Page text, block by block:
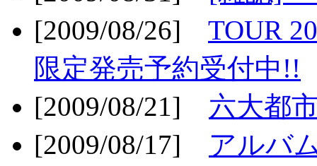
[2009/08/26] TOUR
限定発売予約受付中!!
[2009/08/21] 六大都
[2009/08/17] アルバ